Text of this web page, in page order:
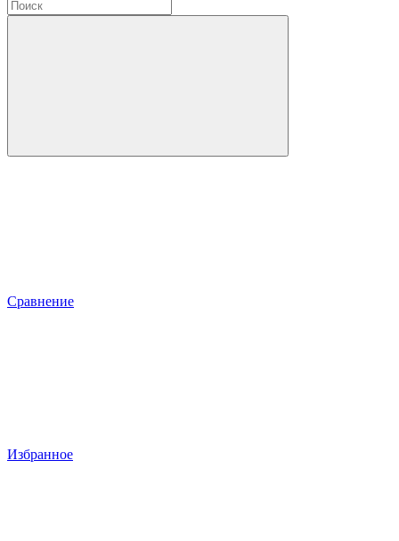
Сравнение
Избранное